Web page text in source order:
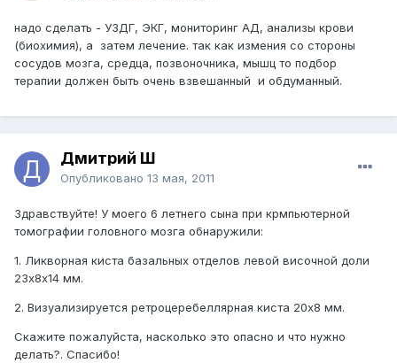
надо сделать - УЗДГ, ЭКГ, мониторинг АД, анализы крови
(биохимия), а затем лечение. так как измения со стороны
сосудов мозга, средца, позвоночника, мышц то подбор
терапии должен быть очень взвешанный и обдуманный.
Дмитрий Ш
Опубликовано 13 мая, 2011
Здравствуйте! У моего 6 летнего сына при крмпьютерной
томографии головного мозга обнаружили:
1. Ликворная киста базальных отделов левой височной доли
23х8х14 мм.
2. Визуализируется ретроцеребеллярная киста 20х8 мм.
Скажите пожалуйста, насколько это опасно и что нужно
делать?. Спасибо!